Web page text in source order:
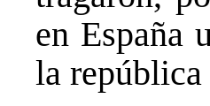
en España
la república